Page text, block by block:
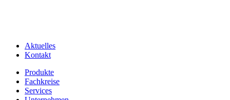
Aktuelles
Kontakt
Produkte
Fachkreise
Services